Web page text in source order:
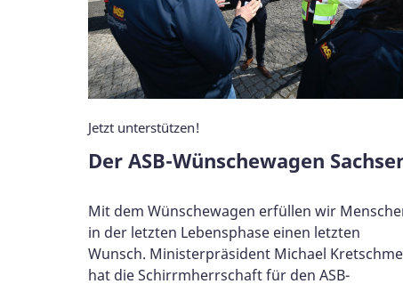
Jetzt unterstützen!
Der ASB-Wünschewagen
Mit dem Wünschewagen erfüllen wir
in der letzten Lebensphase einen letzten
Wunsch. Ministerpräsident Michael
hat die Schirrmherrschaft für den ASB-